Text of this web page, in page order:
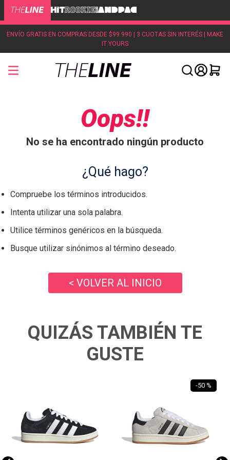
ENVÍO GRATIS EN COMPRAS DESDE $99.990 | 3 CUOTAS SIN INTERÉS | MAKE
IT YOURS
Oops!!
No se ha encontrado ningún producto
¿Qué hago?
Compruebe los términos introducidos.
Intenta utilizar una sola palabra.
Utilice términos genéricos en la búsqueda.
Busque utilizar sinónimos al término deseado.
< VOLVER AL INICIO
QUIZÁS TAMBIÉN TE
GUSTE
-50 %